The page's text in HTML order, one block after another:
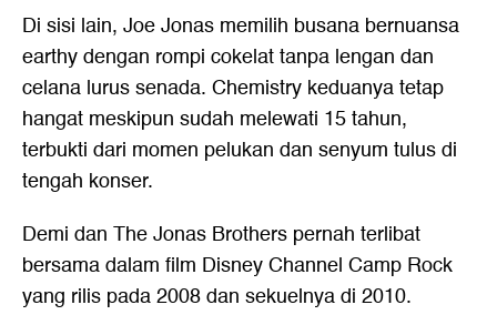
Di sisi lain, Joe Jonas memilih busana bernuansa
earthy dengan rompi cokelat tanpa lengan dan
celana lurus senada. Chemistry keduanya tetap
hangat meskipun sudah melewati 15 tahun,
terbukti dari momen pelukan dan senyum tulus di
tengah konser.
Demi dan The Jonas Brothers pernah terlibat
bersama dalam film Disney Channel Camp Rock
yang rilis pada 2008 dan sekuelnya di 2010.